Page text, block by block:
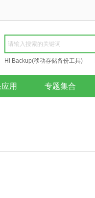
Hi Backup(移动存储备份工具)
Repair
用 专题集合